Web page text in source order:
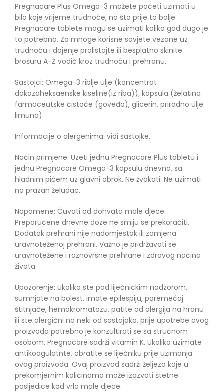
Pregnacare Plus Omega-3 možete početi uzimati u
bilo koje vrijeme trudnoće, no što prije to bolje.
Pregnacare tablete mogu se uzimati koliko god dugo je
to potrebno. Za mnoge korisne savjete vezane uz
trudnoću i dojenje prolistajte ili besplatno skinite
brošuru A-Ž vodič kroz trudnoću i prehranu.
Sastojci: Omega-3 riblje ulje (koncentrat
dokozaheksaenske kiseline(iz riba)); kapsula (želatina
farmaceutske čistoće (goveđa), glicerin, prirodno ulje
limuna)
Informacije o alergenima: vidi sastojke.
Način primjene: Uzeti jednu Pregnacare Plus tabletu i
jednu Pregnacare Omega-3 kapsulu dnevno, sa
hladnim pićem uz glavni obrok. Ne žvakati. Ne uzimati
na prazan želudac.
Napomene: Čuvati od dohvata male djece.
Preporučene dnevne doze ne smiju se prekoračiti.
Dodatak prehrani nije nadomjestak ili zamjena
uravnoteženoj prehrani. Važno je pridržavati se
uravnotežene i raznovrsne prehrane i zdravog načina
života.
Upozorenje: Ukoliko ste pod liječničkim nadzorom,
sumnjate na bolest, imate epilespiju, poremećaj
štitnjače, hemokromatozu, patite od alergija na hranu
ili ste alergični na neki od sastojaka, prije upotrebe ovog
proizvoda potrebno je konzultirati se sa stručnom
osobom. Pregnacare sadrži vitamin K. Ukoliko uzimate
antikoagulatnte, obratite se liječniku prije uzimanja
ovog proizvoda. Ovaj proizvod sadrži željezo koje u
prekomjernim količinama može izazvati štetne
posljedice kod vrlo male djece.